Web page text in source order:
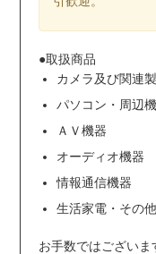
●取扱商品
カメラ及び関連
パソコン・周辺
ＡＶ機器
オーディオ機器
情報通信機器
生活家電・その他
お手数ではござい